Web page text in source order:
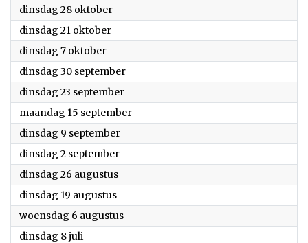
dinsdag 28 oktober2025
dinsdag 21 oktober2025
dinsdag 7 oktober2025
dinsdag 30 september2025
dinsdag 23 september2025
maandag 15 september2025
dinsdag 9 september2025
dinsdag 2 september2025
dinsdag 26 augustus2025
dinsdag 19 augustus2025
woensdag 6 augustus2025
dinsdag 8 juli